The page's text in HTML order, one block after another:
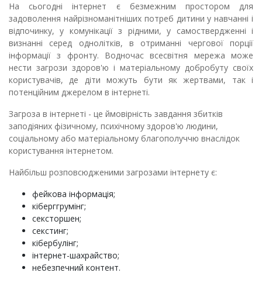
На сьогодні інтернет є безмежним простором для
задоволення найрізноманітніших потреб дитини у навчанні і
відпочинку, у комунікації з рідними, у самоствердженні і
визнанні серед однолітків, в отриманні чергової порції
інформації з фронту. Водночас всесвітня мережа може
нести загрози здоров'ю і матеріальному добробуту своїх
користувачів, де діти можуть бути як жертвами, так і
потенційним джерелом в інтернеті.
Загроза в інтернеті - це ймовірність завдання збитків
заподіяних фізичному, психічному здоров'ю людини,
соціальному або матеріальному благополуччю внаслідок
користування інтернетом.
Найбільш розповсюдженими загрозами інтернету є:
фейкова інформація;
кіберггрумінг;
сексторшен;
секстинг;
кібербулінг;
інтернет-шахрайство;
небезпечний контент.